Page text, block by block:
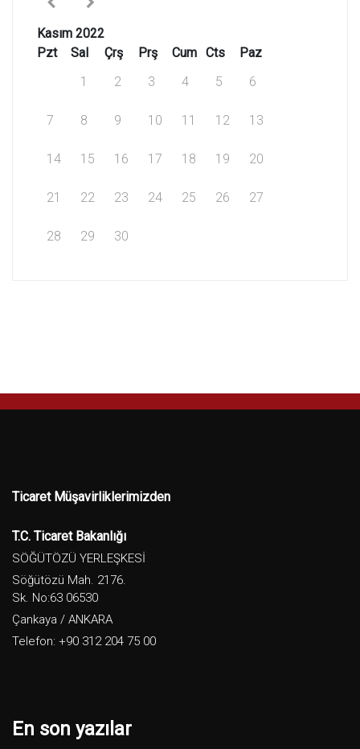
Kasım 2022
Pzt
Sal Çrş Prş Cum Cts
Paz
1
2 3 4 5 6
7 8 9 10 11 12 13
14 15 16 17 18 19 20
21 22 23 24 25 26 27
28 29 30
Ticaret Müşavirliklerimizden
T.C. Ticaret Bakanlığı
SÖĞÜTÖZÜ YERLEŞKESİ
Söğütözü Mah. 2176.
Sk. No:63 06530
Çankaya / ANKARA
Telefon: +90 312 204 75 00
En son yazılar